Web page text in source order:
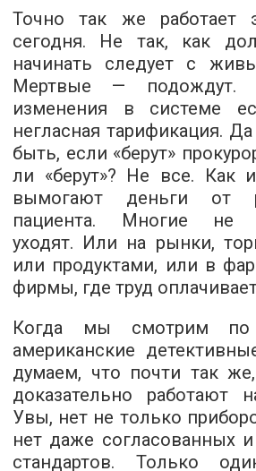
Точно так же работает
сегодня. Не так, как
начинать следует с
Мертвые — подождут.
изменения в системе
негласная тарификация.
быть, если «берут»
ли «берут»? Не все. Как
вымогают деньги от
пациента. Многие не
уходят. Или на рынки,
или продуктами, или в
фирмы, где труд
Когда мы смотрим по
американские
думаем, что почти так
доказательно работают
Увы, нет не только
нет даже согласованных
стандартов. Только